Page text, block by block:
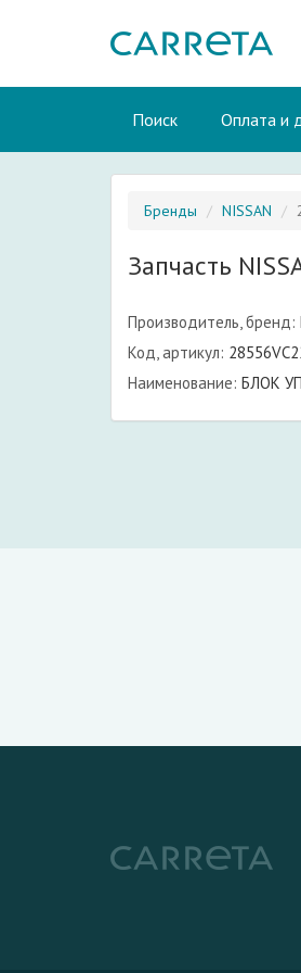
Поиск Оплата и
Бренды NISSAN
Запчасть
Производитель, бренд:
Код, артикул:
Наименование: БЛОК